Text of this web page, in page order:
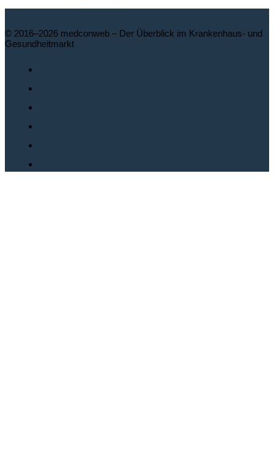
© 2016–2026 medconweb – Der Überblick im Krankenhaus- und
Gesundheitmarkt